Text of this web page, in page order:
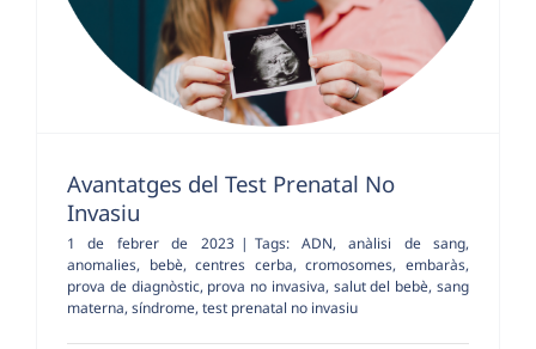
Avantatges del Test Prenatal No
Invasiu
1 de febrer de 2023 | Tags: ADN,anàlisi de sang,
anomalies, bebè,centres cerba,cromosomes,embaràs,
prova de diagnòstic, prova no invasiva, salut del bebè,sang
materna, síndrome, test prenatal no invasiu